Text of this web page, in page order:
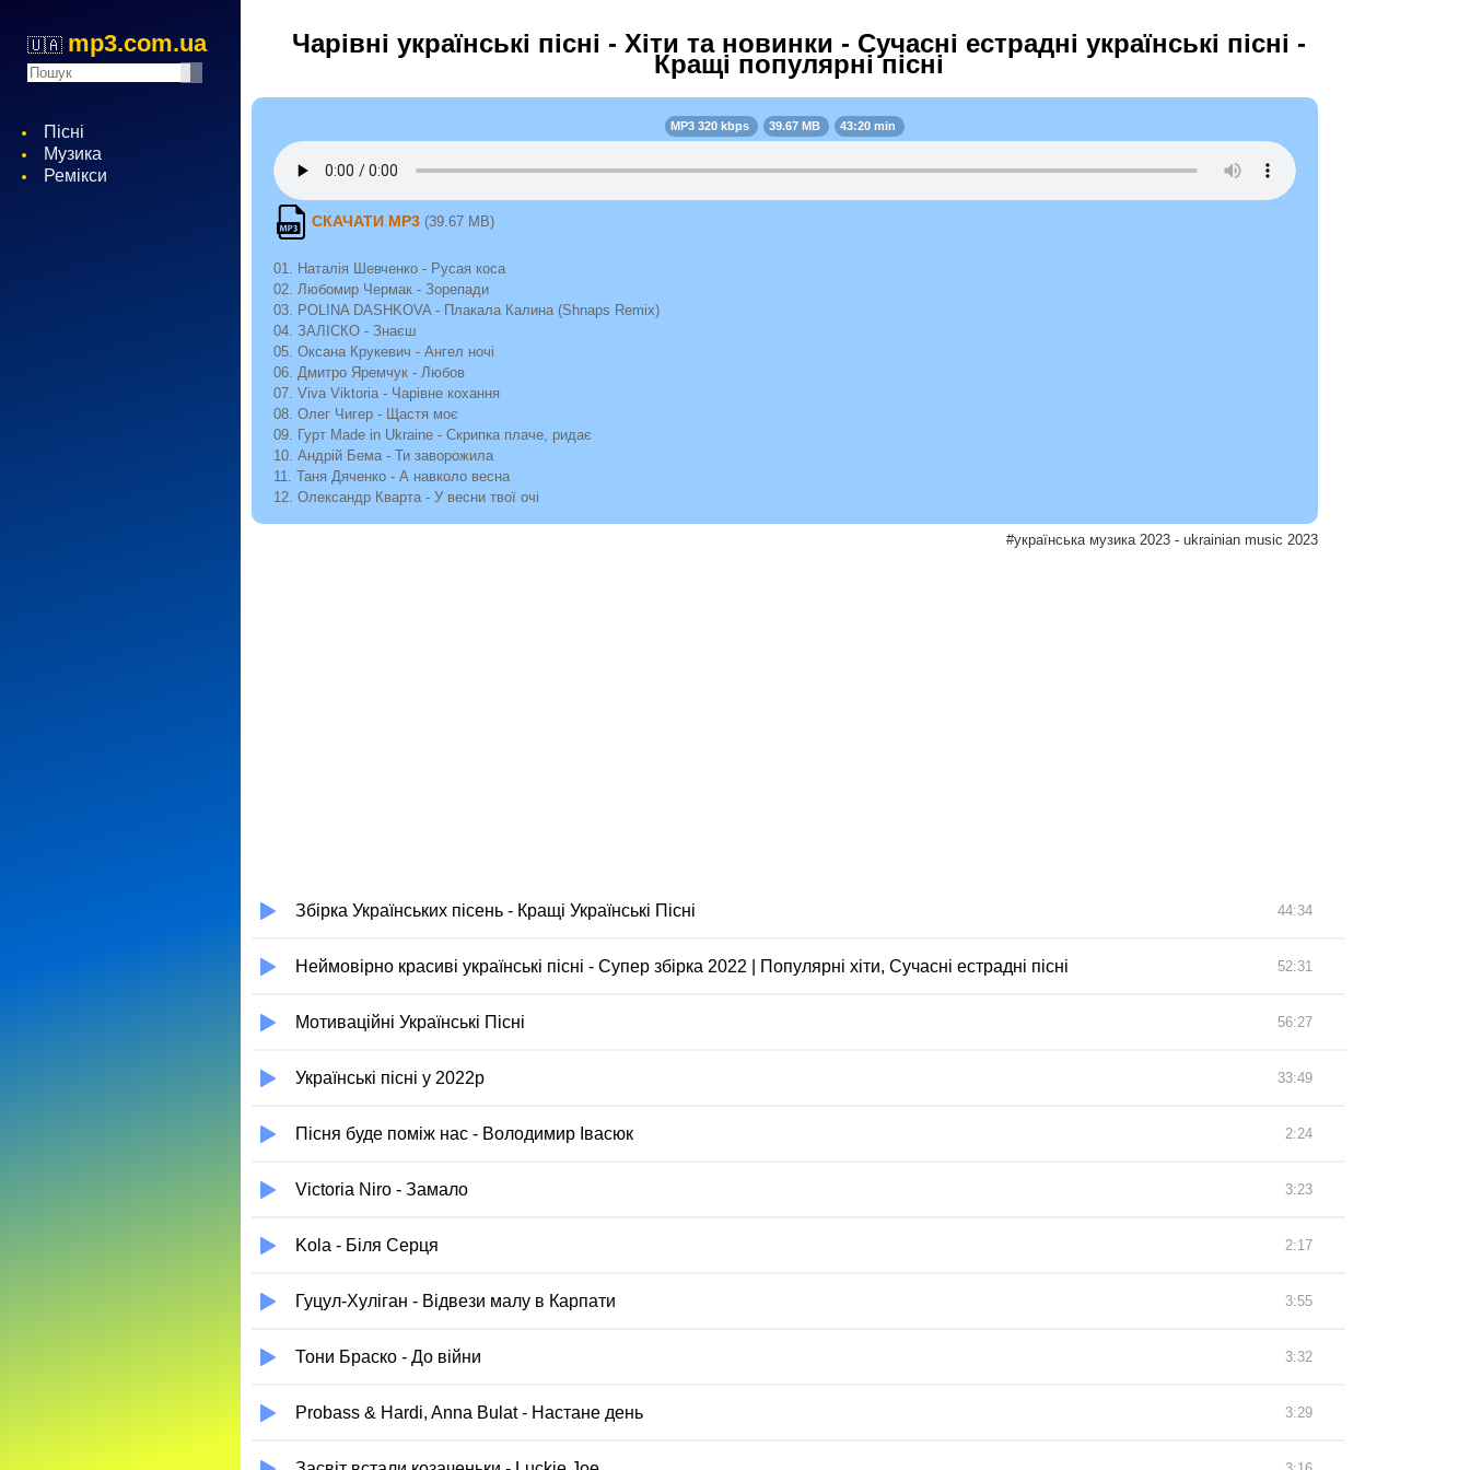
🇺🇦 mp3.com.ua
Пісні
Музика
Ремікси
Чарівні українські пісні - Хіти та новинки - Сучасні естрадні українські пісні -
Кращі популярні пісні
MP3 320 kbps 39.67 MB 43:20 min
СКАЧАТИ MP3 (39.67 MB)
01. Наталія Шевченко - Русая коса
02. Любомир Чермак - Зорепади
03. POLINA DASHKOVA - Плакала Калина (Shnaps Remix)
04. ЗАЛІСКО - Знаєш
05. Оксана Крукевич - Ангел ночі
06. Дмитро Яремчук - Любов
07. Viva Viktoria - Чарівне кохання
08. Олег Чигер - Щастя моє
09. Гурт Made in Ukraine - Скрипка плаче, ридає
10. Андрій Бема - Ти заворожила
11. Таня Дяченко - А навколо весна
12. Олександр Кварта - У весни твої очі
#українська музика 2023 - ukrainian music 2023
Збірка Українських пісень - Кращі Українські Пісні 44:34
Неймовірно красиві українські пісні - Супер збірка 2022 | Популярні хіти, Сучасні естрадні пісні 52:31
Мотиваційні Українські Пісні 56:27
Українські пісні у 2022р 33:49
Пісня буде поміж нас - Володимир Івасюк 2:24
Victoria Niro - Замало 3:23
Kola - Біля Серця 2:17
Гуцул-Хуліган - Відвези малу в Карпати 3:55
Тони Браско - До війни 3:32
Probass & Hardi, Anna Bulat - Настане день 3:29